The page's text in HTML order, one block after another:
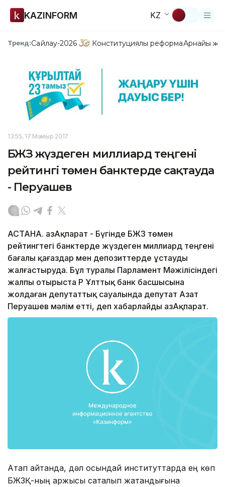
KAZINFORM KZ
Тренд:Сайлау-2026 Конституциялық реформаАрнайы
13:55, 17 Мамыр 2017
БЖЗҚ жүздеген миллиард теңгені
рейтингі төмен банктерде сақтауда
- Перуашев
АСТАНА. ҚазАқпарат - Бүгінде БЖЗҚ төмен
рейтингтегі банктерде жүздеген миллиард теңгені
бағалы қағаздар мен депозиттерде ұстауды
жалғастыруда. Бұл туралы Парламент Мәжілісіндегі
жалпы отырыста ҚР Ұлттық банк басшысына
жолдаған депутаттық сауалында депутат Азат
Перуашев мәлім етті, деп хабарлайды ҚазАқпарат.
Атап айтқанда, дәл осындай институттарда ең көп
БЖЗҚ-ның қаржысы сақталып жатқандығына